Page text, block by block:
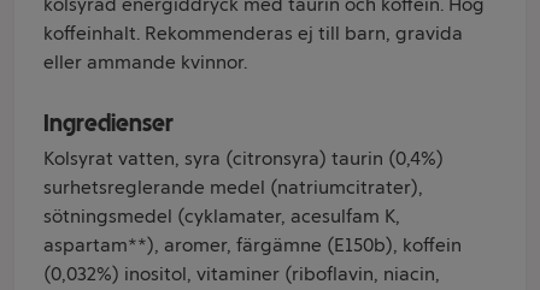
koffeinhalt. Rekommenderas ej till barn, gravida
eller ammande kvinnor.
Ingredienser
Kolsyrat vatten, syra (citronsyra) taurin (0,4%)
surhetsreglerande medel (natriumcitrater),
sötningsmedel (cyklamater, acesulfam K,
aspartam**), aromer, färgämne (E150b), koffein
(0,032%) inositol, vitaminer (riboflavin, niacin,